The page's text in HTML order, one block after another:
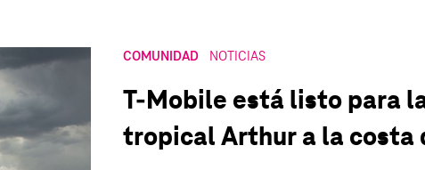
COMUNIDAD NOTICIAS
T‑Mobile está listo para
tropical Arthur a la costa